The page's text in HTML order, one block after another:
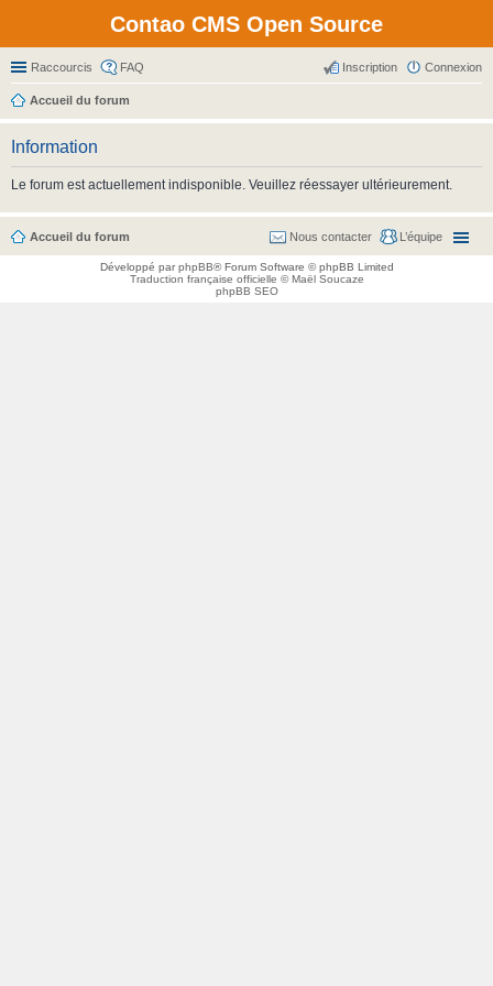
Contao CMS Open Source
Raccourcis FAQ Connexion
Inscription
Accueil du forum
Information
Le forum est actuellement indisponible. Veuillez réessayer ultérieurement.
Accueil du forum L’équipe
Nous contacter
Développé parphpBB® Forum Software © phpBB Limited
Traduction française officielle ©Maël Soucaze
phpBB SEO